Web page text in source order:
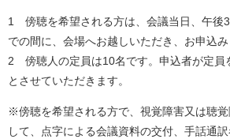
1 傍聴を希望される方は、会議当日、午後
での間に、会場へお越しいただき、お申込み
2 傍聴人の定員は10名です。申込者が定員
とさせていただきます。
※傍聴を希望される方で、視覚障害又は聴
して、点字による会議資料の交付、手話通